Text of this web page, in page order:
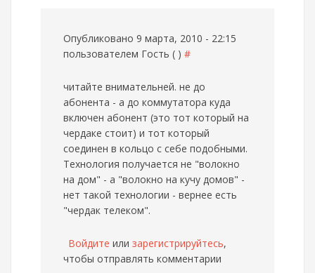
Опубликовано 9 марта, 2010 - 22:15
пользователем Гость ( ) #
читайте внимательней. не до
абонента - а до коммутатора куда
включен абонент (это тот который на
чердаке стоит) и тот который
соединен в кольцо с себе подобными.
Технология получается не "волокно
на дом" - а "волокно на кучу домов" -
нет такой технологии - вернее есть
"чердак телеком".
Войдите или зарегистрируйтесь,
чтобы отправлять комментарии